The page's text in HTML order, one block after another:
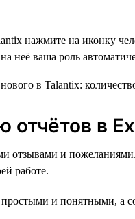
нажмите на иконку
неё ваша роль
отчётов в
и пожеланиями.
работе.
и понятными, а